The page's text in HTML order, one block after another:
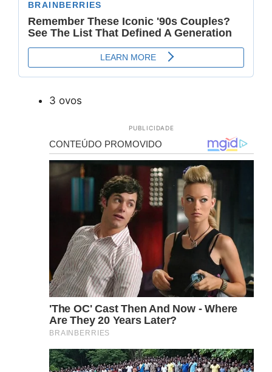
3 ovos
PUBLICIDADE